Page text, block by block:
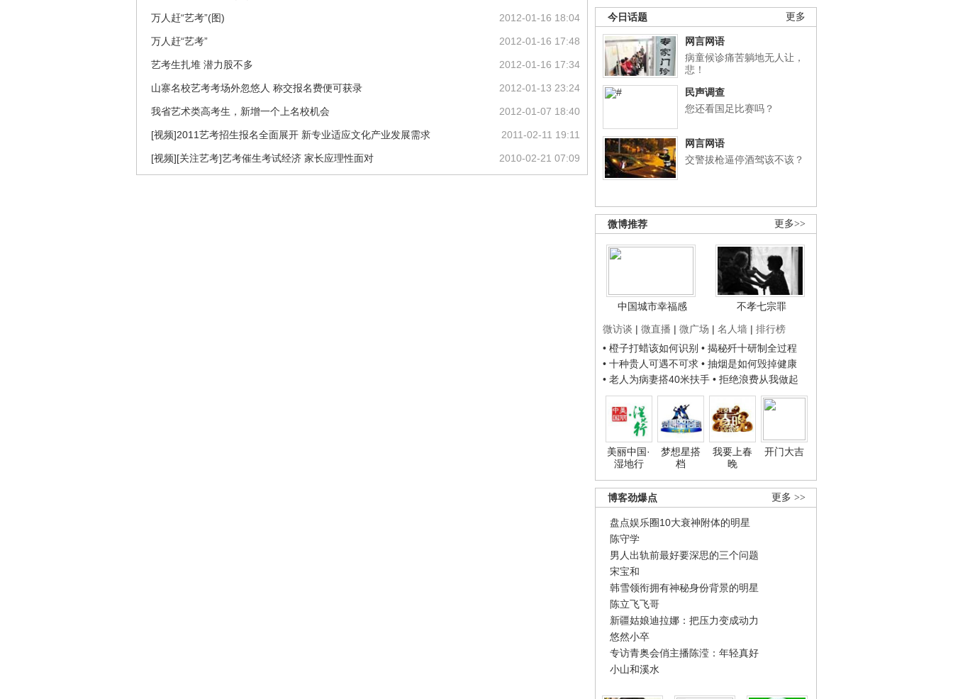
更多
今日话题
网言网语
病童候诊痛苦躺地无人让，
悲！
民声调查
您还看国足比赛吗？
网言网语
交警拔枪逼停酒驾该不该？
更多>>
微博推荐
中国城市幸福感
不孝七宗罪
微访谈 | 微直播 | 微广场 | 名人墙 | 排行榜
• 橙子打蜡该如何识别 • 揭秘歼十研制全过程
• 十种贵人可遇不可求 • 抽烟是如何毁掉健康
• 老人为病妻搭40米扶手 • 拒绝浪费从我做起
美丽中国·
湿地行
梦想星搭
档
我要上春
晚
开门大吉
更多 >>
博客劲爆点
盘点娱乐圈10大衰神附体的明星
陈守学
男人出轨前最好要深思的三个问题
宋宝和
韩雪领衔拥有神秘身份背景的明星
陈立飞飞哥
新疆姑娘迪拉娜：把压力变成动力
悠然小卒
专访青奥会俏主播陈滢：年轻真好
小山和溪水
2012-01-16 18:04
万人赶“艺考”(图)
2012-01-16 17:48
万人赶“艺考”
2012-01-16 17:34
艺考生扎堆 潜力股不多
2012-01-13 23:24
山寨名校艺考考场外忽悠人 称交报名费便可获录
2012-01-07 18:40
我省艺术类高考生，新增一个上名校机会
2011-02-11 19:11
[视频]2011艺考招生报名全面展开 新专业适应文化产业发展需求
2010-02-21 07:09
[视频][关注艺考]艺考催生考试经济 家长应理性面对